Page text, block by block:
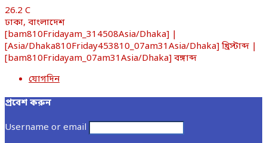
26.2 C
ঢাকা, বাংলাদেশ
[bam810Fridayam_314508Asia/Dhaka] |
[Asia/Dhaka810Friday453810_07am31Asia/Dhaka] খ্রিস্টাব্দ |
[bam810Fridayam_07am31Asia/Dhaka] বঙ্গাব্দ
যোগদিন
প্রবেশ করুন
Username or email